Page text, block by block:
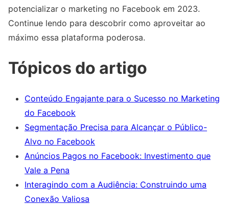
potencializar o marketing no Facebook em 2023.
Continue lendo para descobrir como aproveitar ao
máximo essa plataforma poderosa.
Tópicos do artigo
Conteúdo Engajante para o Sucesso no Marketing
do Facebook
Segmentação Precisa para Alcançar o Público-
Alvo no Facebook
Anúncios Pagos no Facebook: Investimento que
Vale a Pena
Interagindo com a Audiência: Construindo uma
Conexão Valiosa